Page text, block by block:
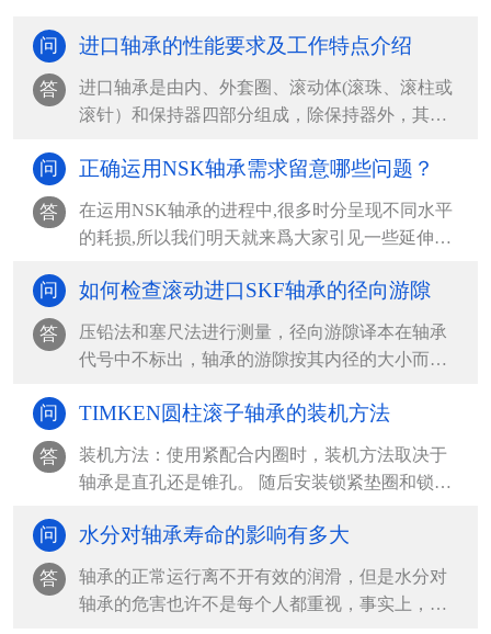
问 进口轴承的性能要求及工作特点介绍
答
进口轴承是由内、外套圈、滚动体(滚珠、滚柱或
滚针）和保持器四部分组成，除保持器外，其余
问 正确运用NSK轴承需求留意哪些问题？
答
在运用NSK轴承的进程中,很多时分呈现不同水平
的耗损,所以我们明天就来爲大家引见一些延伸
问 如何检查滚动进口SKF轴承的径向游隙
答
压铅法和塞尺法进行测量，径向游隙译本在轴承
代号中不标出，轴承的游隙按其内径的大小而不
问 TIMKEN圆柱滚子轴承的装机方法
答
装机方法：使用紧配合内圈时，装机方法取决于
轴承是直孔还是锥孔。 随后安装锁紧垫圈和锁紧
问 水分对轴承寿命的影响有多大
答
轴承的正常运行离不开有效的润滑，但是水分对
轴承的危害也许不是每个人都重视，事实上，水